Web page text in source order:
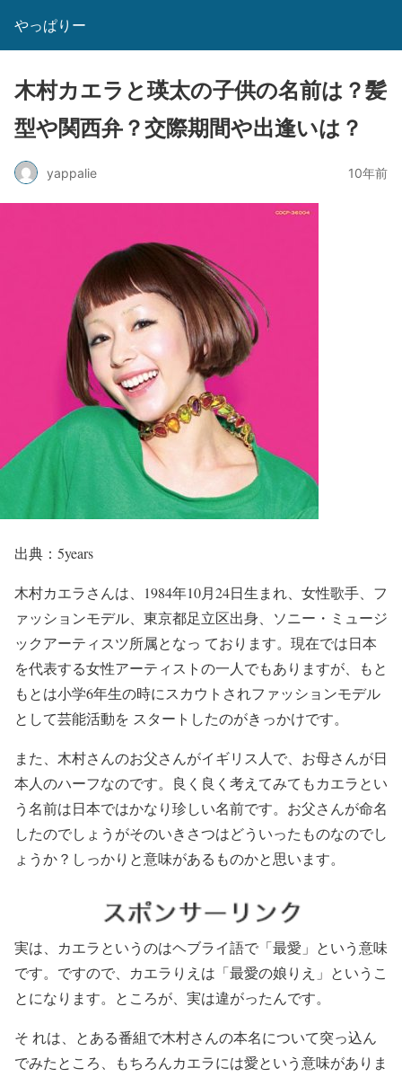
やっぱりー
木村カエラと瑛太の子供の名前は？髪
型や関西弁？交際期間や出逢いは？
yappalie 10年前
出典：5years
木村カエラさんは、1984年10月24日生まれ、女性歌手、フ
ァッションモデル、東京都足立区出身、ソニー・ミュージ
ックアーティスツ所属となっ ております。現在では日本
を代表する女性アーティストの一人でもありますが、もと
もとは小学6年生の時にスカウトされファッションモデル
として芸能活動を スタートしたのがきっかけです。
また、木村さんのお父さんがイギリス人で、お母さんが日
本人のハーフなのです。良く良く考えてみてもカエラとい
う名前は日本ではかなり珍しい名前です。お父さんが命名
したのでしょうがそのいきさつはどういったものなのでし
ょうか？しっかりと意味があるものかと思います。
実は、カエラというのはヘブライ語で「最愛」という意味
です。ですので、カエラりえは「最愛の娘りえ」というこ
とになります。ところが、実は違がったんです。
そ れは、とある番組で木村さんの本名について突っ込ん
でみたところ、もちろんカエラには愛という意味がありま